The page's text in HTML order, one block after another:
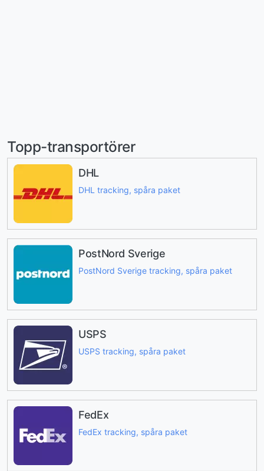
Topp-transportörer
DHL
DHL tracking, spåra paket
PostNord Sverige
PostNord Sverige tracking, spåra paket
USPS
USPS tracking, spåra paket
FedEx
FedEx tracking, spåra paket